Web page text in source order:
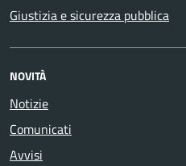
Giustizia e sicurezza pubblica
NOVITÀ
Notizie
Comunicati
Avvisi